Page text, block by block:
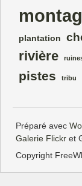
plantation
rivière
pistes tribu
Préparé avec
Galerie Flickr et
Copyright